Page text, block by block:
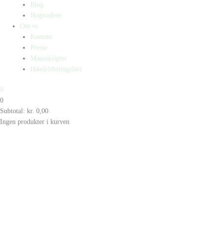
Blog
Bogtrailere
Om os
Kontakt
Presse
Manuskripter
Handelsbetingelser
0
0
Subtotal: kr. 0,00
Ingen produkter i kurven